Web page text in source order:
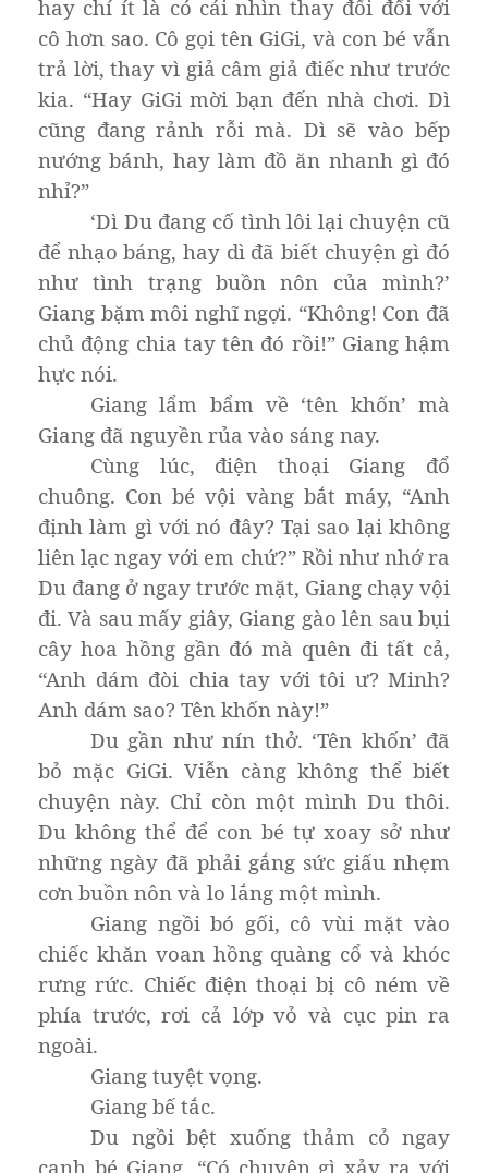
hay chí ít là có cái nhìn thay đổi đối với
cô hơn sao. Cô gọi tên GiGi, và con bé vẫn
trả lời, thay vì giả câm giả điếc như trước
kia. “Hay GiGi mời bạn đến nhà chơi. Dì
cũng đang rảnh rỗi mà. Dì sẽ vào bếp
nướng bánh, hay làm đồ ăn nhanh gì đó
nhỉ?”
‘Dì Du đang cố tình lôi lại chuyện cũ
để nhạo báng, hay dì đã biết chuyện gì đó
như tình trạng buồn nôn của mình?’
Giang bặm môi nghĩ ngợi. “Không! Con đã
chủ động chia tay tên đó rồi!” Giang hậm
hực nói.
Giang lẩm bẩm về ‘tên khốn’ mà
Giang đã nguyền rủa vào sáng nay.
Cùng lúc, điện thoại Giang đổ
chuông. Con bé vội vàng bắt máy, “Anh
định làm gì với nó đây? Tại sao lại không
liên lạc ngay với em chứ?” Rồi như nhớ ra
Du đang ở ngay trước mặt, Giang chạy vội
đi. Và sau mấy giây, Giang gào lên sau bụi
cây hoa hồng gần đó mà quên đi tất cả,
“Anh dám đòi chia tay với tôi ư? Minh?
Anh dám sao? Tên khốn này!”
Du gần như nín thở. ‘Tên khốn’ đã
bỏ mặc GiGi. Viễn càng không thể biết
chuyện này. Chỉ còn một mình Du thôi.
Du không thể để con bé tự xoay sở như
những ngày đã phải gắng sức giấu nhẹm
cơn buồn nôn và lo lắng một mình.
Giang ngồi bó gối, cô vùi mặt vào
chiếc khăn voan hồng quàng cổ và khóc
rưng rức. Chiếc điện thoại bị cô ném về
phía trước, rơi cả lớp vỏ và cục pin ra
ngoài.
Giang tuyệt vọng.
Giang bế tắc.
Du ngồi bệt xuống thảm cỏ ngay
cạnh bé Giang, “Có chuyện gì xảy ra với